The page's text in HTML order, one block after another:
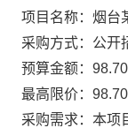
项目名称：烟台
采购方式： 公开
预算金额：
最高限价：
采购需求： 本项